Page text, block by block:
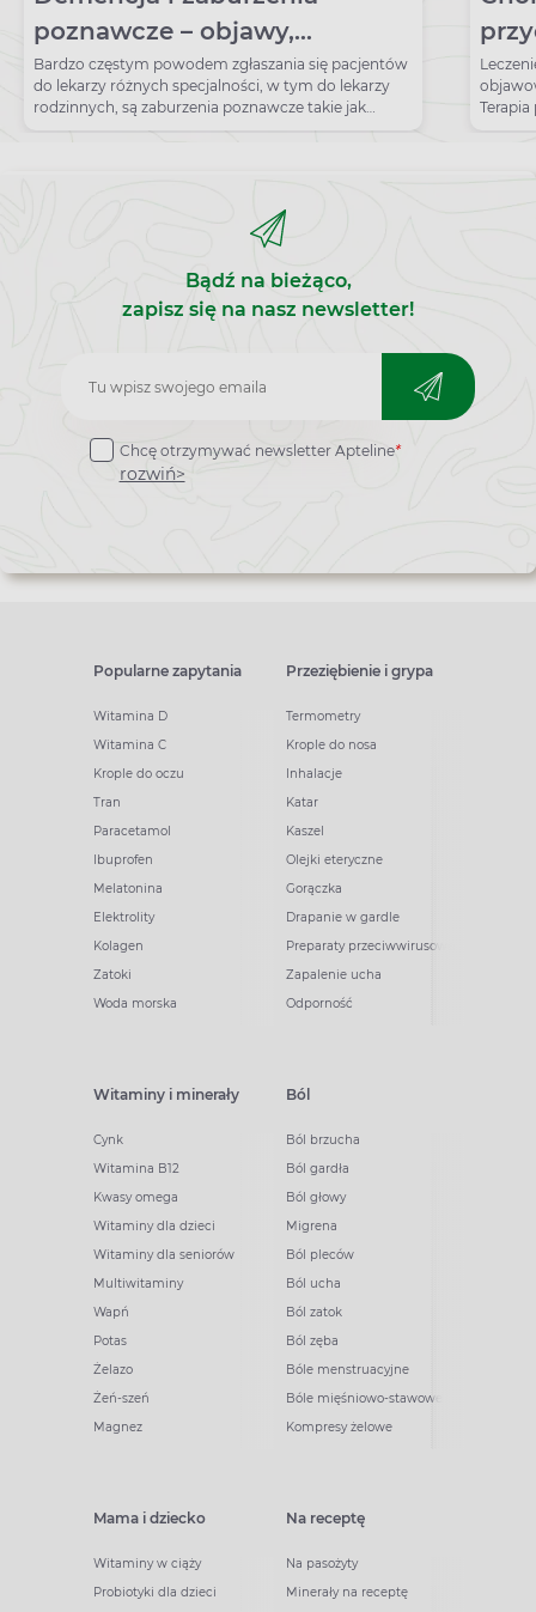
poznawcze – objawy,
postępowanie
Bardzo częstym powodem zgłaszania się pacjentów
do lekarzy różnych specjalności, w tym do lekarzy
rodzinnych, są zaburzenia poznawcze takie jak
zapominanie, skłonność do rozpraszania się,
imion i nazwisk. Objawy te, w zależności od nasilenia,
mogą wskazywać na demencję, łagodne zaburzenia
Bądź na bieżąco,
zapisz się na nasz newsletter!
Zapisz
do
newslettera
Chcę otrzymywać newsletter Apteline*
rozwiń>
Popularne zapytania
Witamina D
Witamina C
Krople do oczu
Tran
Paracetamol
Ibuprofen
Melatonina
Elektrolity
Kolagen
Zatoki
Woda morska
Przeziębienie i grypa
Termometry
Krople do nosa
Inhalacje
Katar
Kaszel
Olejki eteryczne
Gorączka
Drapanie w gardle
Preparaty przeciwwirusowe
Zapalenie ucha
Odporność
Witaminy i minerały
Cynk
Witamina B12
Kwasy omega
Witaminy dla dzieci
Witaminy dla seniorów
Multiwitaminy
Wapń
Potas
Żelazo
Żeń-szeń
Magnez
Ból
Ból brzucha
Ból gardła
Ból głowy
Migrena
Ból pleców
Ból ucha
Ból zatok
Ból zęba
Bóle menstruacyjne
Bóle mięśniowo-stawowe
Kompresy żelowe
Mama i dziecko
Witaminy w ciąży
Probiotyki dla dzieci
Na receptę
Na pasożyty
Minerały na receptę